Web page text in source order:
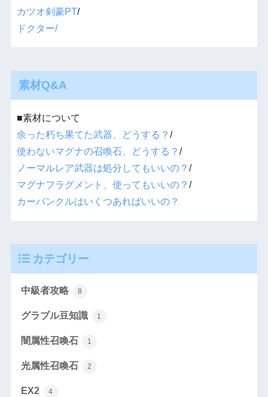
カツオ剣豪PT/
ドクター/
素材Q&A
■素材について
余った朽ち果てた武器、どうする？ /
使わないマグナの召喚石、どうする？ /
ノーマルレア武器は処分してもいいの？ /
マグナフラグメント、使ってもいいの？ /
カーバンクルはいくつあればいいの？
カテゴリー
中級者攻略 8
グラブル豆知識 1
闇属性召喚石 1
光属性召喚石 2
EX2 4